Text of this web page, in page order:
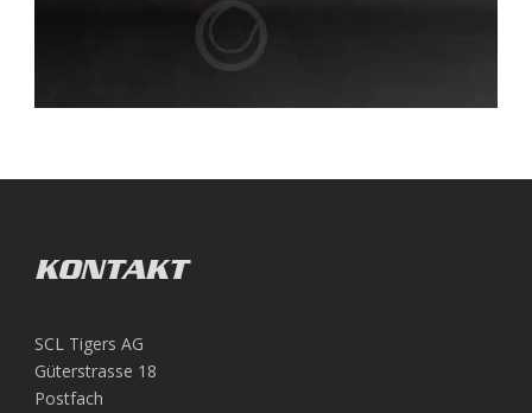
KONTAKT
SCL Tigers AG
Güterstrasse 18
Postfach